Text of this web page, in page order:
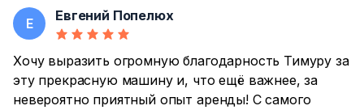
Е Евгений Попелюх
Хочу выразить огромную благодарность Тимуру за
эту прекрасную машину и, что ещё важнее, за
невероятно приятный опыт аренды! С самого